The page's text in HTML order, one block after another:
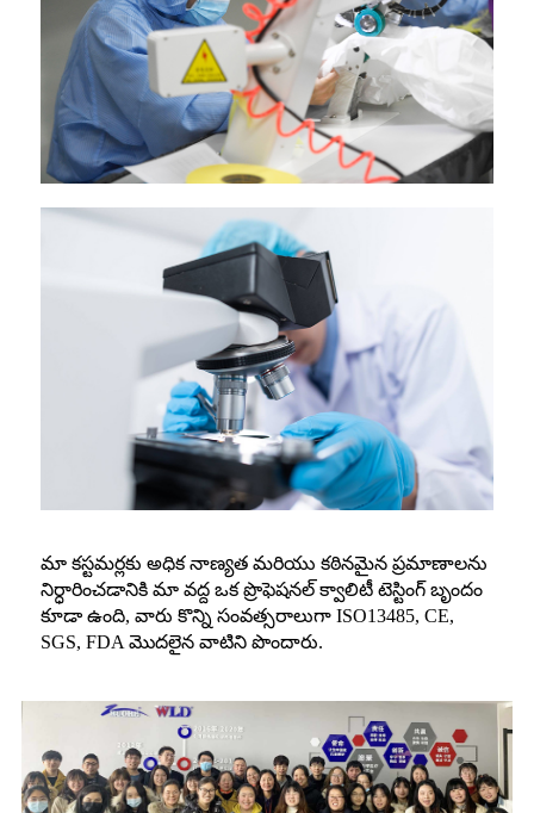
మా కస్టమర్లకు అధిక నాణ్యత మరియు కఠినమైన ప్రమాణాలను
నిర్ధారించడానికి మా వద్ద ఒక ప్రొఫెషనల్ క్వాలిటీ టెస్టింగ్ బృందం
కూడా ఉంది, వారు కొన్ని సంవత్సరాలుగా ISO13485, CE,
SGS, FDA మొదలైన వాటిని పొందారు.